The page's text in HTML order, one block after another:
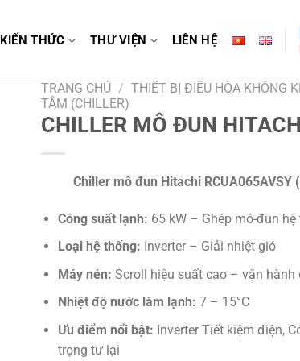
KIẾN THỨC THƯ VIỆN LIÊN HỆ
TRANG CHỦ / THIẾT BỊ ĐIỀU HÒA KHÔNG
TÂM (CHILLER)
CHILLER MÔ ĐUN
Chiller mô đun Hitachi RCUA065AVSY
Công suất lạnh: 65 kW – Ghép mô-đun
Loại hệ thống: Inverter – Giải nhiệt gió
Máy nén: Scroll hiệu suất cao – vận
Nhiệt độ nước làm lạnh: 7 – 15°C
Ưu điểm nổi bật: Inverter Tiết kiệm điện,
trọng tư lại